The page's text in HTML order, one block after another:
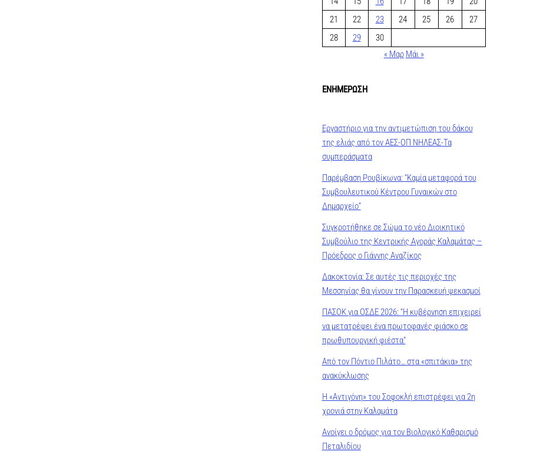
21
22 23 24 25 26
27
28
29
30
« Μαρ Μάι »
ΕΝΗΜΕΡΩΣΗ
Εργαστήριο για την αντιμετώπιση του δάκου
της ελιάς από τον ΑΕΣ-ΟΠ ΝΗΛΕΑΣ-Τα
συμπεράσματα
Παρέμβαση Ρουβίκωνα: “Καμία μεταφορά του
Συμβουλευτικού Κέντρου Γυναικών στο
Δημαρχείο”
Συγκροτήθηκε σε Σώμα το νέο Διοικητικό
Συμβούλιο της Κεντρικής Αγοράς Καλαμάτας –
Πρόεδρος ο Γιάννης Αναζίκος
Δακοκτονία: Σε αυτές τις περιοχές της
Μεσσηνίας θα γίνουν την Παρασκευή ψεκασμοί
ΠΑΣΟΚ για ΟΣΔΕ 2026: “Η κυβέρνηση επιχειρεί
να μετατρέψει ένα πρωτοφανές φιάσκο σε
πρωθυπουργική φιέστα”
Από τον Πόντιο Πιλάτο… στα «σπιτάκια» της
ανακύκλωσης
Η «Αντιγόνη» του Σοφοκλή επιστρέφει για 2η
χρονιά στην Καλαμάτα
Ανοίγει ο δρόμος για τον Βιολογικό Καθαρισμό
Πεταλιδίου